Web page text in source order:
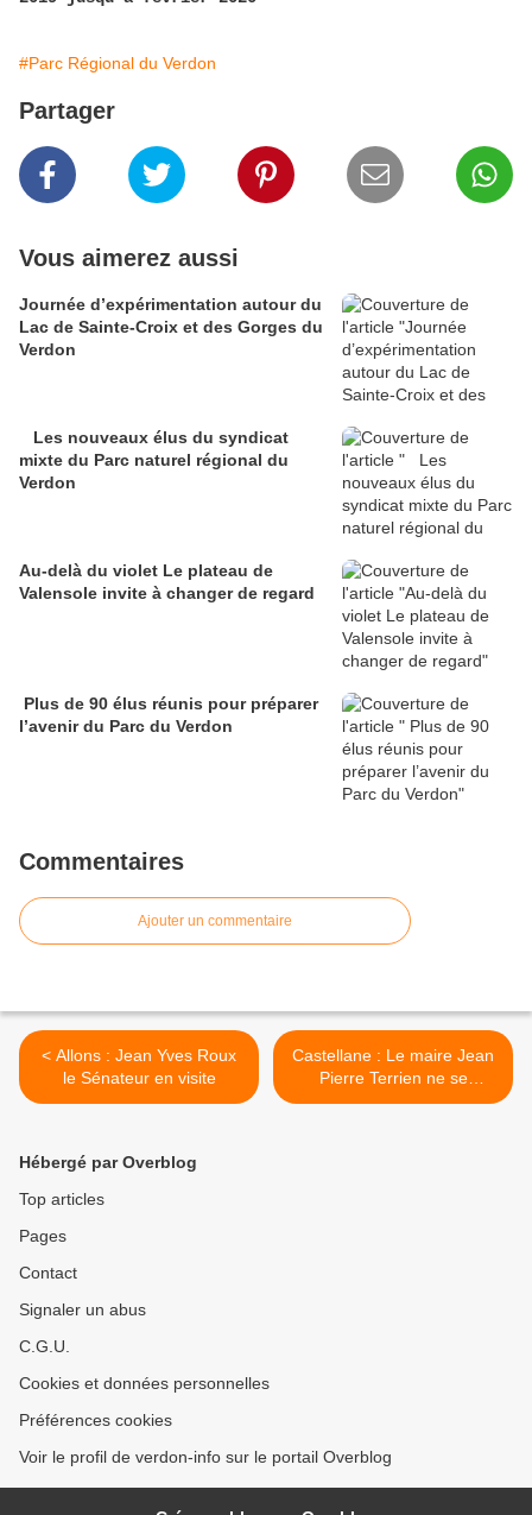
#Parc Régional du Verdon
Partager
Vous aimerez aussi
Journée d’expérimentation autour du
Lac de Sainte-Croix et des Gorges du
Verdon
Les nouveaux élus du syndicat
mixte du Parc naturel régional du
Verdon
Au-delà du violet Le plateau de
Valensole invite à changer de regard
Plus de 90 élus réunis pour préparer
l’avenir du Parc du Verdon
Commentaires
Ajouter un commentaire
< Allons : Jean Yves Roux
le Sénateur en visite
Castellane : Le maire Jean
Pierre Terrien ne se
représentera plus à la tête
Hébergé par Overblog
Top articles
Pages
Contact
Signaler un abus
C.G.U.
Cookies et données personnelles
Préférences cookies
Voir le profil de verdon-info sur le portail Overblog